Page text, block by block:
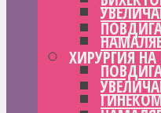
ХИРУРГИЯ